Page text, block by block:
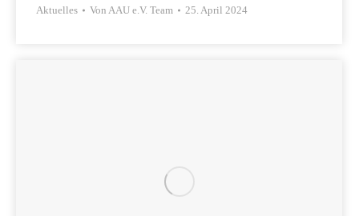
Aktuelles Von AAU e.V. Team 25. April 2024